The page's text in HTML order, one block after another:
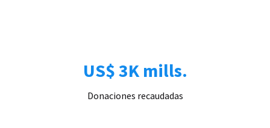
US$ 3K mills.
Donaciones recaudadas